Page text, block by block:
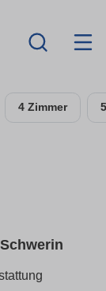
4 Zimmer